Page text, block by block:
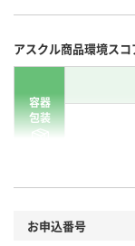
アスクル商品環境スコ
容器
包装
商品
本体
お申込番号